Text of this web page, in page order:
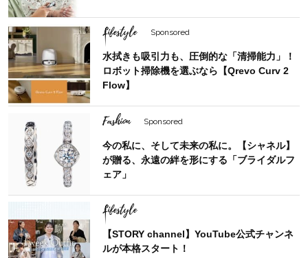
Lifestyle Sponsored
水拭きも吸引力も、圧倒的な「清掃能力」！
ロボット掃除機を選ぶなら【Qrevo Curv 2
Flow】
Fashion Sponsored
今の私に、そして未来の私に。【シャネル】
が贈る、永遠の絆を形にする「ブライダルフ
ェア」
Lifestyle
【STORY channel】YouTube公式チャンネ
ルが本格スタート！